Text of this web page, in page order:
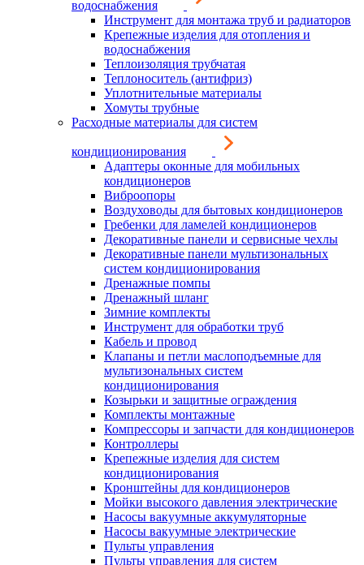
водоснабжения
Инструмент для монтажа труб и радиаторов
Крепежные изделия для отопления и
водоснабжения
Теплоизоляция трубчатая
Теплоноситель (антифриз)
Уплотнительные материалы
Хомуты трубные
Расходные материалы для систем
кондиционирования
Адаптеры оконные для мобильных
кондиционеров
Виброопоры
Воздуховоды для бытовых кондиционеров
Гребенки для ламелей кондиционеров
Декоративные панели и сервисные чехлы
Декоративные панели мультизональных
систем кондиционирования
Дренажные помпы
Дренажный шланг
Зимние комплекты
Инструмент для обработки труб
Кабель и провод
Клапаны и петли маслоподъемные для
мультизональных систем
кондиционирования
Козырьки и защитные ограждения
Комплекты монтажные
Компрессоры и запчасти для кондиционеров
Контроллеры
Крепежные изделия для систем
кондиционирования
Кронштейны для кондиционеров
Мойки высокого давления электрические
Насосы вакуумные аккумуляторные
Насосы вакуумные электрические
Пульты управления
Пульты управления для систем